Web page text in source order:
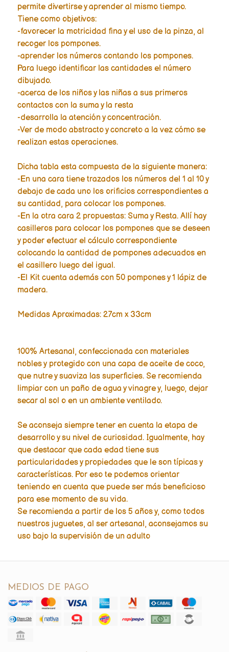
permite divertirse y aprender al mismo tiempo.
Tiene como objetivos:
-favorecer la motricidad fina y el uso de la pinza, al
recoger los pompones.
-aprender los números contando los pompones.
Para luego identificar las cantidades el número
dibujado.
-acerca de los niños y las niñas a sus primeros
contactos con la suma y la resta
-desarrolla la atención y concentración.
-Ver de modo abstracto y concreto a la vez cómo se
realizan estas operaciones.
Dicha tabla esta compuesta de la siguiente manera:
-En una cara tiene trazados los números del 1 al 10 y
debajo de cada uno los orificios correspondientes a
su cantidad, para colocar los pompones.
-En la otra cara 2 propuestas: Suma y Resta. Allí hay
casilleros para colocar los pompones que se deseen
y poder efectuar el cálculo correspondiente
colocando la cantidad de pompones adecuados en
el casillero luego del igual.
-El Kit cuenta además con 50 pompones y 1 lápiz de
madera.
Medidas Aproximadas: 27cm x 33cm
100% Artesanal, confeccionada con materiales
nobles y protegido con una capa de aceite de coco,
que nutre y suaviza las superficies. Se recomienda
limpiar con un paño de agua y vinagre y, luego, dejar
secar al sol o en un ambiente ventilado.
Se aconseja siempre tener en cuenta la etapa de
desarrollo y su nivel de curiosidad. Igualmente, hay
que destacar que cada edad tiene sus
particularidades y propiedades que le son típicas y
características. Por eso te podemos orientar
teniendo en cuenta que puede ser más beneficioso
para ese momento de su vida.
Se recomienda a partir de los 5 años y, como todos
nuestros juguetes, al ser artesanal, aconsejamos su
uso bajo la supervisión de un adulto
MEDIOS DE PAGO